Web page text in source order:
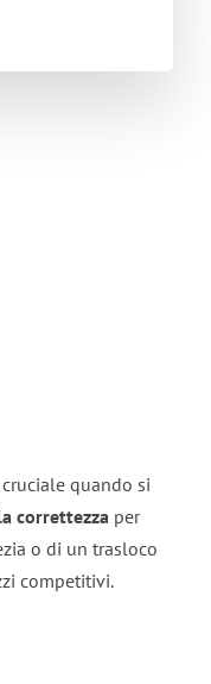
quando si
correttezza per
o di un trasloco
competitivi.